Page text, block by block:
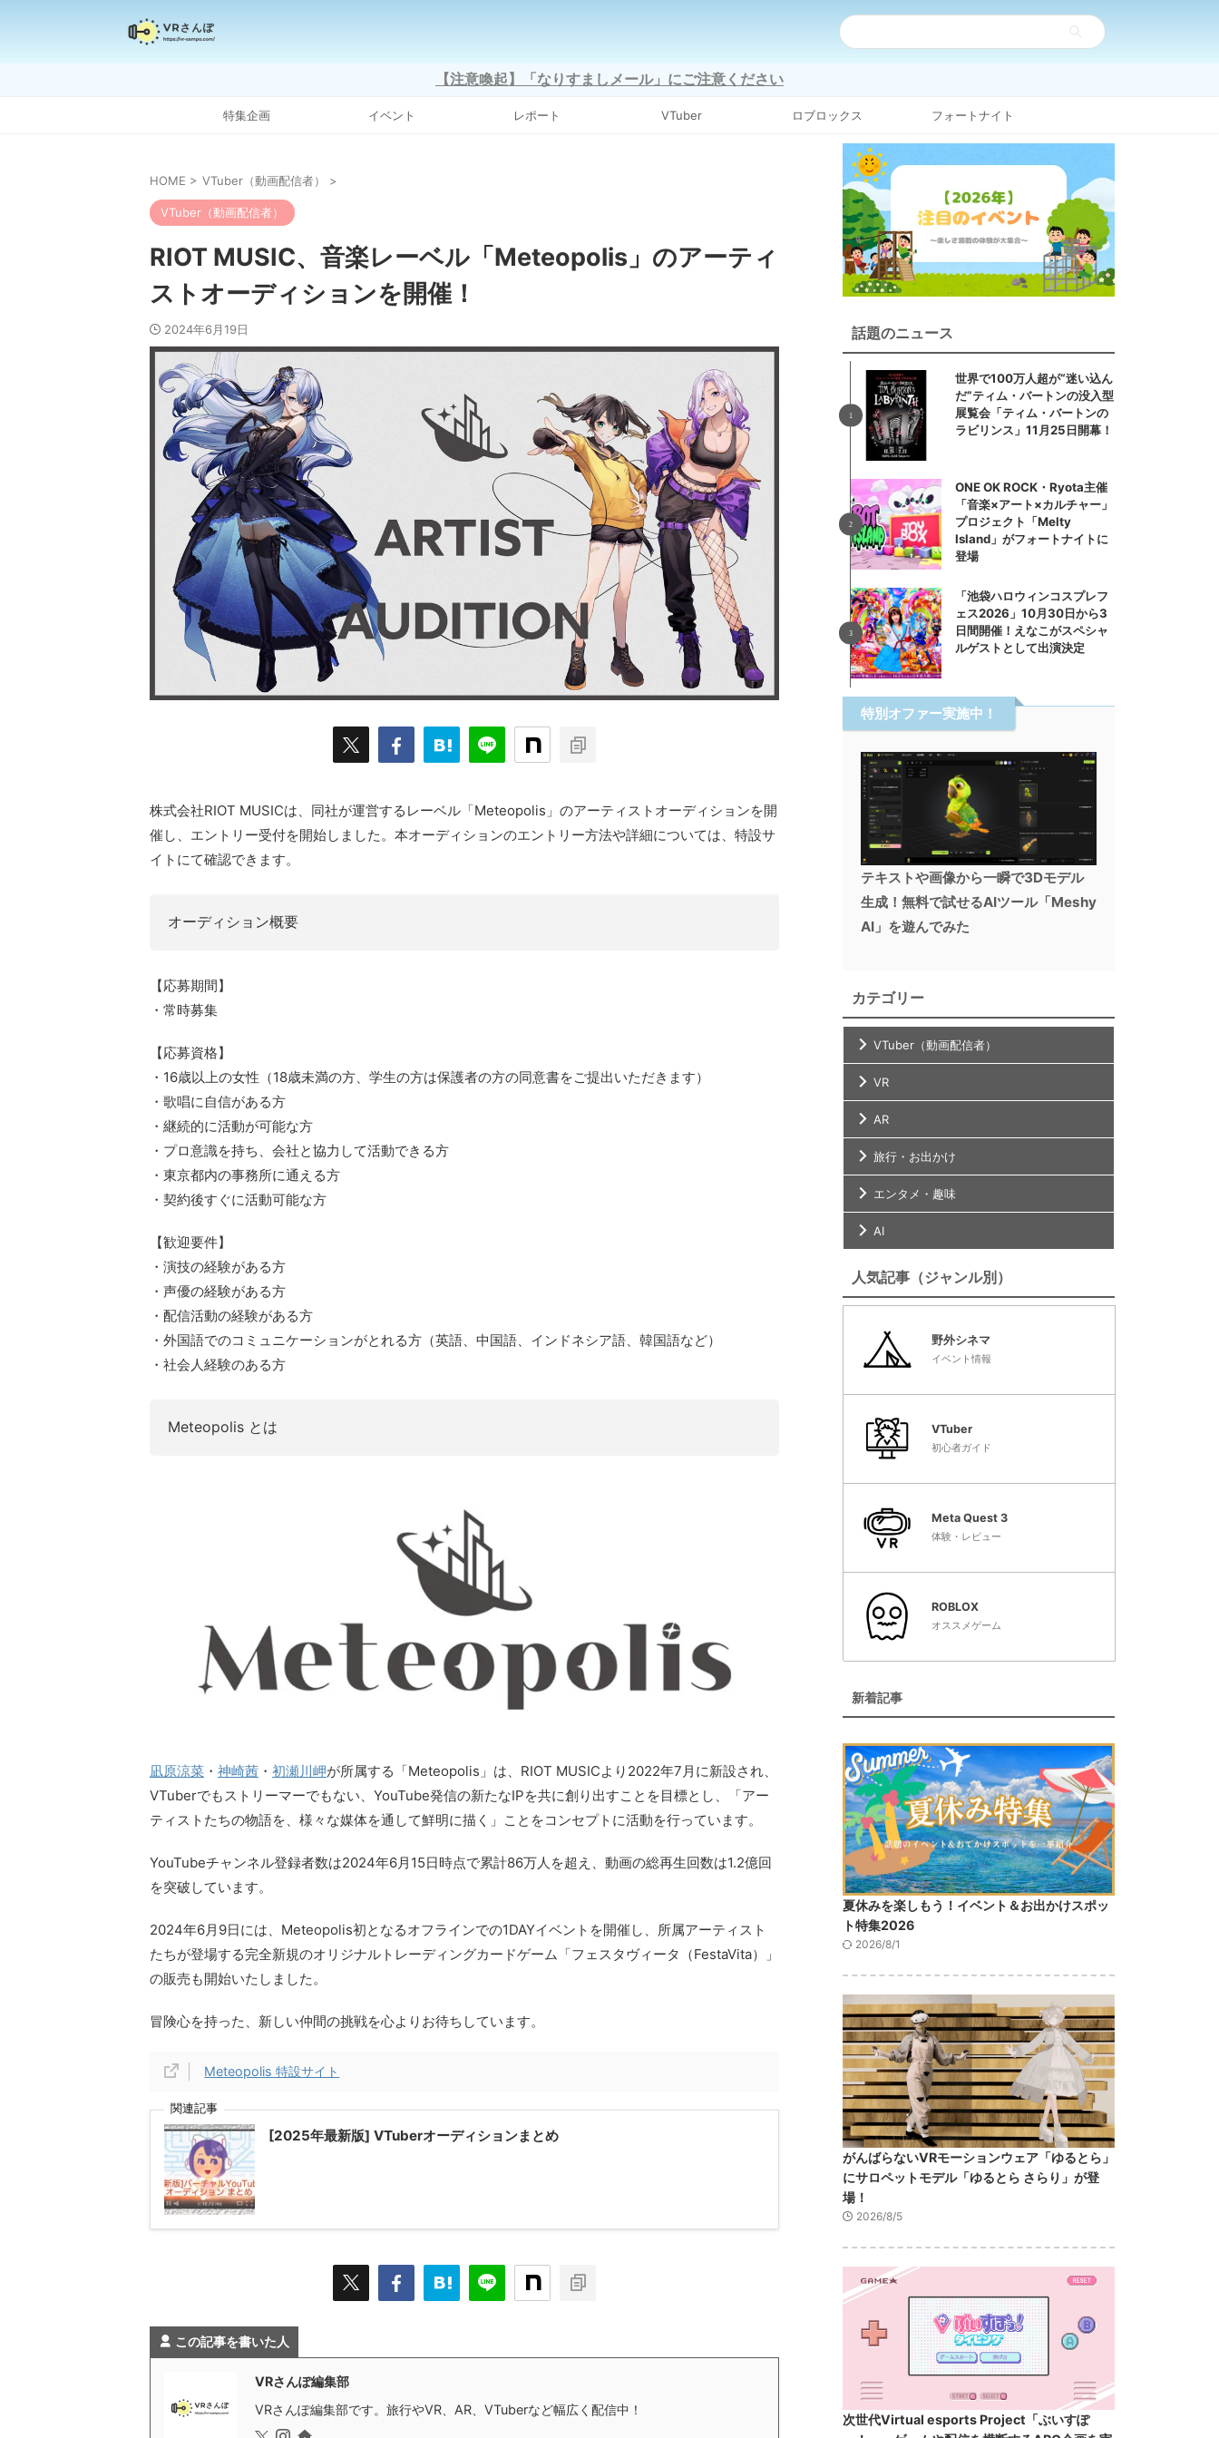
【注意喚起】「なりすましメール」にご注意ください
特集企画 イベント レポート VTuber ロブロックス フォートナイト
HOME > VTuber（動画配信者） >
VTuber（動画配信者）
RIOT MUSIC、音楽レーベル「Meteopolis」のアーティ
ストオーディションを開催！
2024年6月19日
株式会社RIOT MUSICは、同社が運営するレーベル「Meteopolis」のアーティストオーディションを開
催し、エントリー受付を開始しました。本オーディションのエントリー方法や詳細については、特設サ
イトにて確認できます。
オーディション概要
【応募期間】
・常時募集
【応募資格】
・16歳以上の女性（18歳未満の方、学生の方は保護者の方の同意書をご提出いただきます）
・歌唱に自信がある方
・継続的に活動が可能な方
・プロ意識を持ち、会社と協力して活動できる方
・東京都内の事務所に通える方
・契約後すぐに活動可能な方
【歓迎要件】
・演技の経験がある方
・声優の経験がある方
・配信活動の経験がある方
・外国語でのコミュニケーションがとれる方（英語、中国語、インドネシア語、韓国語など）
・社会人経験のある方
Meteopolis とは
凪原涼菜 ・ 神崎茜 ・ 初瀬川岬が所属する「Meteopolis」は、RIOT MUSICより2022年7月に新設され、
VTuberでもストリーマーでもない、YouTube発信の新たなIPを共に創り出すことを目標とし、「アー
ティストたちの物語を、様々な媒体を通して鮮明に描く」ことをコンセプトに活動を行っています。
YouTubeチャンネル登録者数は2024年6月15日時点で累計86万人を超え、動画の総再生回数は1.2億回
を突破しています。
2024年6月9日には、Meteopolis初となるオフラインでの1DAYイベントを開催し、所属アーティスト
たちが登場する完全新規のオリジナルトレーディングカードゲーム「フェスタヴィータ（FestaVita）」
の販売も開始いたしました。
冒険心を持った、新しい仲間の挑戦を心よりお待ちしています。
Meteopolis 特設サイト
関連記事
[2025年最新版] VTuberオーディションまとめ
この記事を書いた人
VRさんぽ編集部
VRさんぽ編集部です。旅行やVR、AR、VTuberなど幅広く配信中！
話題のニュース
世界で100万人超が“迷い込ん
だ”ティム・バートンの没入型
展覧会「ティム・バートンの
ラビリンス」11月25日開幕！
ONE OK ROCK・Ryota主催
「音楽×アート×カルチャー」
プロジェクト「Melty
Island」がフォートナイトに
登場
「池袋ハロウィンコスプレフ
ェス2026」10月30日から3
日間開催！えなこがスペシャ
ルゲストとして出演決定
特別オファー実施中！
テキストや画像から一瞬で3Dモデル
生成！無料で試せるAIツール「Meshy
AI」を遊んでみた
カテゴリー
VTuber（動画配信者）
VR
AR
旅行・お出かけ
エンタメ・趣味
AI
人気記事（ジャンル別）
野外シネマ
イベント情報
VTuber
初心者ガイド
Meta Quest 3
体験・レビュー
ROBLOX
オススメゲーム
新着記事
夏休みを楽しもう！イベント＆お出かけスポッ
ト特集2026
2026/8/1
がんばらないVRモーションウェア「ゆるとら」
にサロペットモデル「ゆるとら さらり」が登
場！
2026/8/5
次世代Virtual esports Project「ぶいすぽ